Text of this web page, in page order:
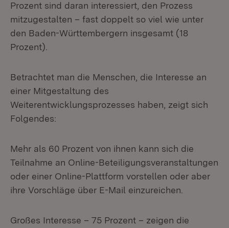
Prozent sind daran interessiert, den Prozess
mitzugestalten – fast doppelt so viel wie unter
den Baden-Württembergern insgesamt (18
Prozent).
Betrachtet man die Menschen, die Interesse an
einer Mitgestaltung des
Weiterentwicklungsprozesses haben, zeigt sich
Folgendes:
Mehr als 60 Prozent von ihnen kann sich die
Teilnahme an Online-Beteiligungsveranstaltungen
oder einer Online-Plattform vorstellen oder aber
ihre Vorschläge über E-Mail einzureichen.
Großes Interesse – 75 Prozent – zeigen die